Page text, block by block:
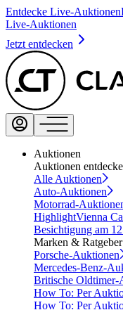
Entdecke Live-Auktionen
Live-Auktionen
Jetzt entdecken
Auktionen
Auktionen
Alle Auktionen
Auto-Auktionen
Motorrad-
HighlightVienna
Besichtigung am
Marken & Ratgeber
Porsche-Auktionen
Mercedes-Benz-
Britische Oldtimer-
How To: Per
How To: Per